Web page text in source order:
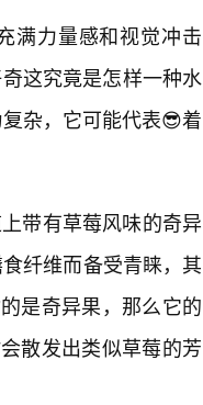
满力量感和视觉冲击
这究竟是怎样一种水
杂，它可能代表😎着
带有草莓风味的奇异
纤维而备受青睐，其
是奇异果，那么它的
散发出类似草莓的芳